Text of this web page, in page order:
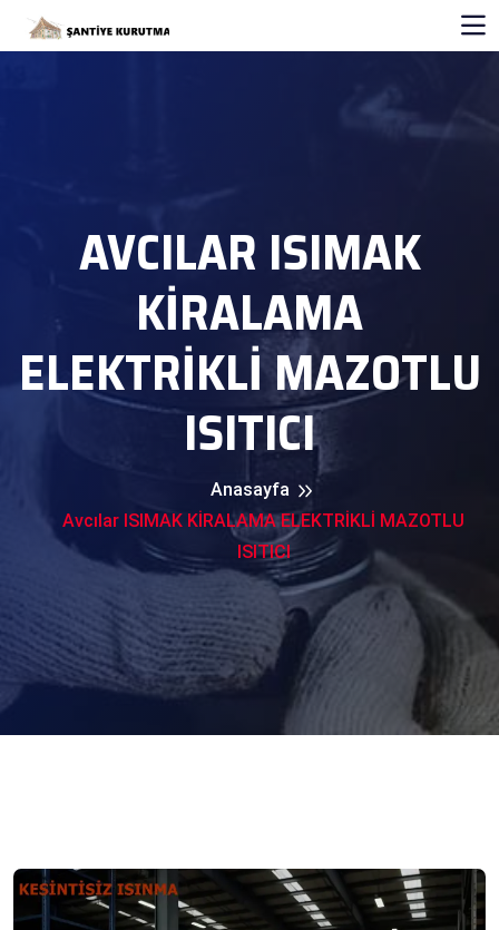
AVCILAR ISIMAK
KİRALAMA
ELEKTRİKLİ MAZOTLU
ISITICI
Anasayfa
Avcılar ISIMAK KİRALAMA ELEKTRİKLİ MAZOTLU
ISITICI